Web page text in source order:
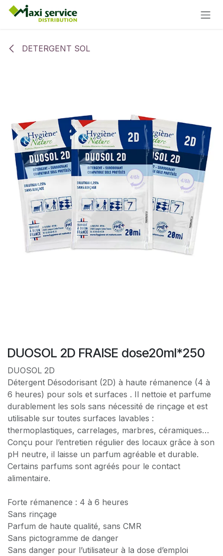
Se rendre au contenu
DETERGENT SOL
DUOSOL 2D FRAISE dose20ml*250
DUOSOL 2D
Détergent Désodorisant (2D) à haute rémanence (4 à
6 heures) pour sols et surfaces . Il nettoie et parfume
durablement les sols sans nécessité de rinçage et est
utilisable sur toutes surfaces lavables :
thermoplastiques, carrelages, marbres, céramiques…
Conçu pour l’entretien régulier des locaux grâce à son
pH neutre, il laisse un parfum agréable et durable.
Certains parfums sont agréés pour le contact
alimentaire.
Forte rémanence : 4 à 6 heures
Sans rinçage
Parfum de haute qualité, sans CMR
Sans pictogramme de danger
Sans danger pour l’utilisateur à la dose d’emploi